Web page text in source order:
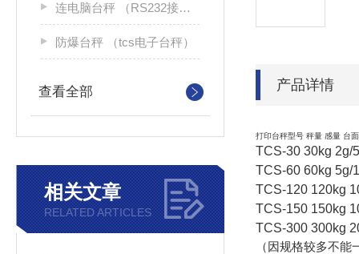
连电脑台秤 （RS232接口）
防爆台秤 （tcs电子台秤）
查看全部
相关文章
RELATED ARTICLES
产品详情
打印台秤型号 秤量 感量 台面
TCS-30 30kg 2g/
TCS-60 60kg 5g/
TCS-120 120kg
TCS-150 150kg
TCS-300 300kg
（因规格较多不